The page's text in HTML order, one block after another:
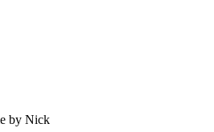
by Nick